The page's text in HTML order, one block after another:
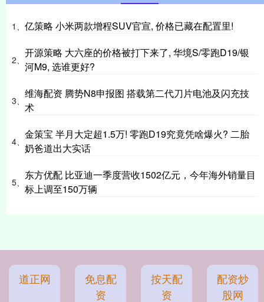
1、 亿策略 小米两款增程SUV官宣, 价格已藏在配置里!
2、
开源策略 大六座的价格被打下来了, 华境S/零跑D19/银
河M9, 选谁更好?
3、
维海配资 腾势N8申报图 搭载第二代刀片电池及闪充技
术
4、
金策宝 半月大定超1.5万! 零跑D19究竟凭啥爆火? 二胎
奶爸道出大实话
5、
东方优配 比亚迪一季度营收1502亿元，今年海外销量目
标上调至150万辆
道正网
免息配
资
按天配
资
配资炒
股网